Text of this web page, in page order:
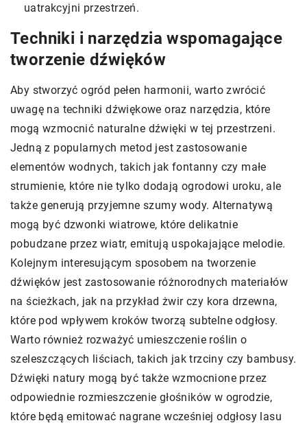
uatrakcyjni przestrzeń.
Techniki i narzędzia wspomagające
tworzenie dźwięków
Aby stworzyć ogród pełen harmonii, warto zwrócić
uwagę na techniki dźwiękowe oraz narzędzia, które
mogą wzmocnić naturalne dźwięki w tej przestrzeni.
Jedną z popularnych metod jest zastosowanie
elementów wodnych, takich jak fontanny czy małe
strumienie, które nie tylko dodają ogrodowi uroku, ale
także generują przyjemne szumy wody. Alternatywą
mogą być dzwonki wiatrowe, które delikatnie
pobudzane przez wiatr, emitują uspokajające melodie.
Kolejnym interesującym sposobem na tworzenie
dźwięków jest zastosowanie różnorodnych materiałów
na ścieżkach, jak na przykład żwir czy kora drzewna,
które pod wpływem kroków tworzą subtelne odgłosy.
Warto również rozważyć umieszczenie roślin o
szeleszczących liściach, takich jak trzciny czy bambusy.
Dźwięki natury mogą być także wzmocnione przez
odpowiednie rozmieszczenie głośników w ogrodzie,
które będą emitować nagrane wcześniej odgłosy lasu